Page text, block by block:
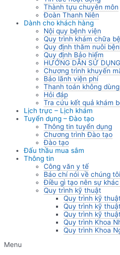
Thành tựu chuyên môn
Đoàn Thanh Niên
Dành cho khách hàng
Nội quy bệnh viện
Quy trình khám chữa
Quy định thăm nuôi
Quy định Bảo hiểm
HƯỚNG DẪN SỬ
Chương trình khuyến
Bảo lãnh viện phí
Thanh toán không
Hỏi đáp
Tra cứu kết quả khám
Lịch trực – Lịch khám
Tuyển dụng – Đào tạo
Thông tin tuyển dụng
Chương trình Đào tạo
Đào tạo
Đấu thầu mua sắm
Thông tin
Công văn y tế
Báo chí nói về chúng tôi
Điều gì tạo nên sự
Quy trình kỹ thuật
Quy trình kỹ
Quy trình kỹ
Quy trình kỹ
Quy trình Khoa
Quy trình Khoa
Menu